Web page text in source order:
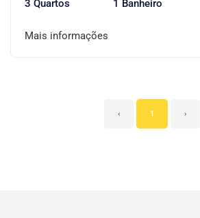
3 Quartos 1 Banheiro
Mais informações
‹ 1 ›